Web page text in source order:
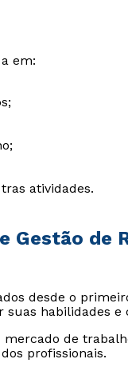
em:
atividades.
Gestão de
desde o
habilidades
de
profissionais.